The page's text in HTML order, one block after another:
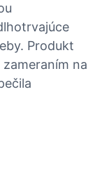
Produkt
na